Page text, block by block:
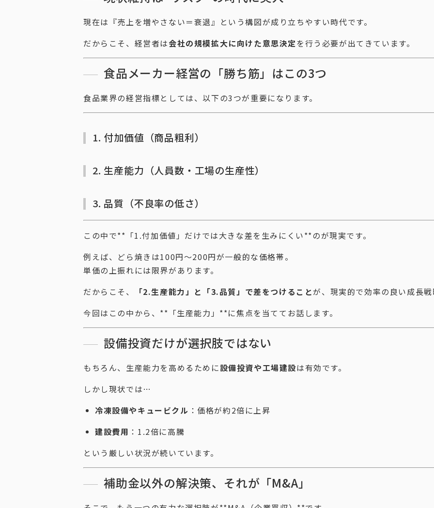
現在は『売上を増やさない＝衰退』という構図が成り立ちやすい時代です。
だからこそ、経営者は会社の規模拡大に向けた意思決定を行う必要が出てきています。
食品メーカー経営の「勝ち筋」はこの3つ
食品業界の経営指標としては、以下の3つが重要になります。
1. 付加価値（商品粗利）
2. 生産能力（人員数・工場の生産性）
3. 品質（不良率の低さ）
この中で**「1.付加価値」だけでは大きな差を生みにくい**のが現実です。
例えば、どら焼きは100円〜200円が一般的な価格帯。
単価の上振れには限界があります。
だからこそ、
「2.生産能力」と「3.品質」で差をつけることが、現実的で効率の良い成長戦
今回はこの中から、**「生産能力」**に焦点を当ててお話します。
設備投資だけが選択肢ではない
もちろん、生産能力を高めるために設備投資や工場建設は有効です。
しかし現状では…
冷凍設備やキュービクル ：価格が約2倍に上昇
建設費用 ：1.2倍に高騰
という厳しい状況が続いています。
補助金以外の解決策、それが「M&A」